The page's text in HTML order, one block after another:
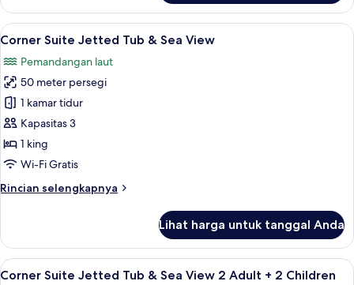
Grand
Designer
Suite
Adult
+
Children
Lihat
semua
foto
untuk
Corner
Suite
Jetted
Tub
Sea
Minibar gratis, brankas, meja kerja,
5
Corner Suite Jetted Tub & Sea View
Pemandangan laut
50 meter persegi
1 kamar tidur
Kapasitas 3
1 king
Wi-Fi Gratis
Rincian selengkapnya
Rincian
Corner
Suite
Jetted
Lihat harga untuk tanggal Anda
Lihat
Minibar gratis, brankas, meja kerja,
5
Corner Suite Jetted Tub & Sea View 2 Adult + 2 Children